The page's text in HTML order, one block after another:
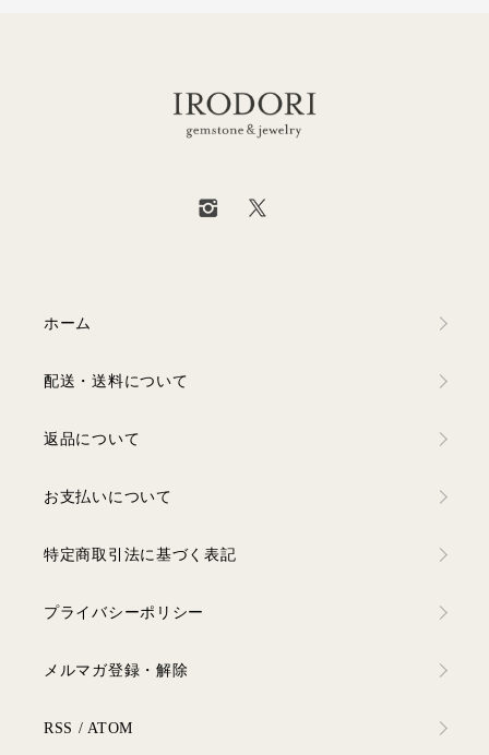
ホーム
配送・送料について
返品について
お支払いについて
特定商取引法に基づく表記
プライバシーポリシー
メルマガ登録・解除
RSS / ATOM